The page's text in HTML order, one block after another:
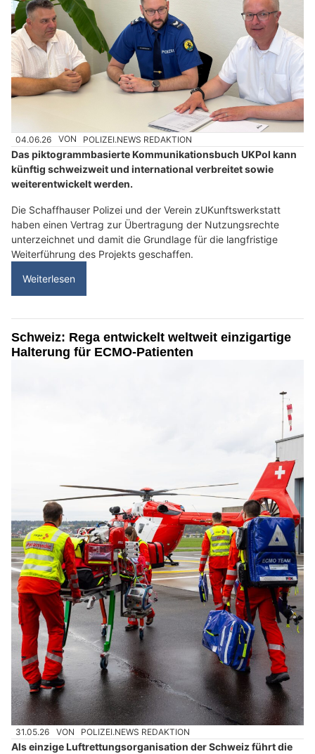
04.06.26 VON POLIZEI.NEWS REDAKTION
Das piktogrammbasierte Kommunikationsbuch UKPol kann
künftig schweizweit und international verbreitet sowie
weiterentwickelt werden.
Die Schaffhauser Polizei und der Verein zUKunftswerkstatt
haben einen Vertrag zur Übertragung der Nutzungsrechte
unterzeichnet und damit die Grundlage für die langfristige
Weiterführung des Projekts geschaffen.
Weiterlesen
Schweiz: Rega entwickelt weltweit einzigartige
Halterung für ECMO-Patienten
31.05.26 VON POLIZEI.NEWS REDAKTION
Als einzige Luftrettungsorganisation der Schweiz führt die